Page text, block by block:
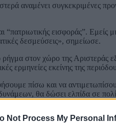
Not Process My Personal
αναμένει συγκεκριμένες
“πατριωτικής εισφοράς”. Εμείς
δεσμεύσεις», σημείωσε.
στον χώρο της Αριστεράς
ερμηνείες εκείνης της
πίσω και να
θα δώσει ελπίδα σε
Νέα Αριστερά έχει ήδη